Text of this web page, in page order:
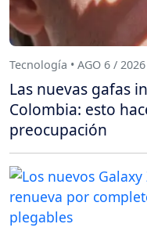
Tecnología • AGO 6 / 2026
Las nuevas gafas
Colombia: esto
preocupación